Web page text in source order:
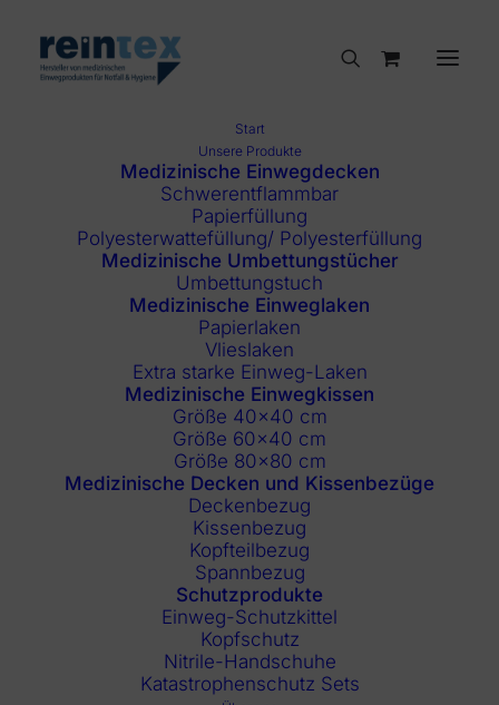
Start
Unsere Produkte
Medizinische Einwegdecken
Schwerentflammbar
Papierfüllung
Polyesterwattefüllung/ Polyesterfüllung
Medizinische Umbettungstücher
Umbettungstuch
Medizinische Einweglaken
Papierlaken
Vlieslaken
Extra starke Einweg-Laken
Medizinische Einwegkissen
Größe 40×40 cm
Größe 60×40 cm
Größe 80×80 cm
Medizinische Decken und Kissenbezüge
Deckenbezug
Kissenbezug
Kopfteilbezug
Spannbezug
Schutzprodukte
Einweg-Schutzkittel
Kopfschutz
Nitrile-Handschuhe
Katastrophenschutz Sets